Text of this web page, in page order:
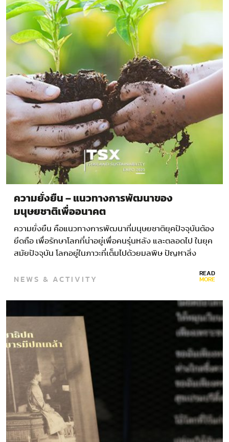
ความยั่งยืน – แนวทางการพัฒนาของ
มนุษยชาติเพื่ออนาคต
ความยั่งยืน คือแนวทางการพัฒนาที่มนุษยชาติยุคปัจจุบันต้อง
ยึดถือ เพื่อรักษาโลกที่น่าอยู่เพื่อคนรุ่นหลัง และตลอดไป ในยุค
สมัยปัจจุบัน โลกอยู่ในภาวะที่เต็มไปด้วยมลพิษ ปัญหาสิ่ง
NEWS & ACTIVITY READ
MORE